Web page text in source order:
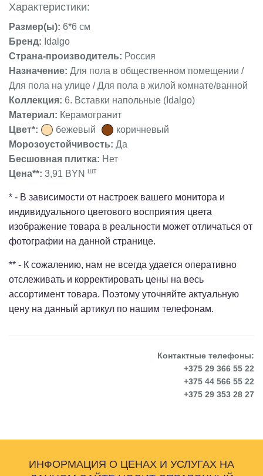
Характеристики:
Размер(ы): 6*6 см
Бренд: Idalgo
Страна-производитель: Россия
Назначение: Для пола в общественном помещении /
Для пола на улице / Для пола в жилой комнате/ванной
Коллекция: 6. Вставки напольные (Idalgo)
Материал: Керамогранит
Цвет*:
бежевый
коричневый
Морозоустойчивость: Да
Бесшовная плитка: Нет
Цена**: 3,91 BYN шт
* - В зависимости от настроек вашего монитора и
индивидуального цветового восприятия цвета
изображение товара в реальности может отличаться от
фотографии на данной странице.
** - К сожалению, нам не всегда удается оперативно
отслеживать и корректировать цены на весь
ассортимент товара. Поэтому уточняйте актуальную
цену на данный артикул по нашим телефонам.
Контактные телефоны:
+375 29 366 55 22
+375 44 566 55 22
+375 29 353 28 27
ИНФОРМАЦИЯ О ЦЕНАХ И УСЛУГАХ НА